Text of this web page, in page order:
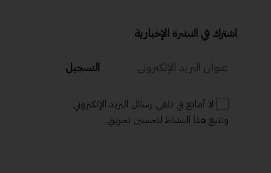
اشترك في النشرة الإخبارية
التسجيل
لا أمانع في تلقي رسائل البريد الإلكتروني
وتتبع هذا النشاط لتحسين تجربتي.